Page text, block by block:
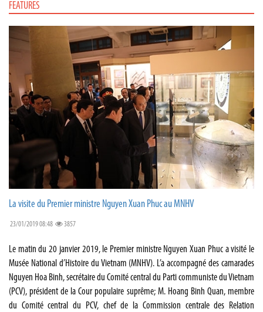
FEATURES
La visite du Premier ministre Nguyen Xuan Phuc au MNHV
23/01/2019 08:48 3857
Le matin du 20 janvier 2019, le Premier ministre Nguyen Xuan Phuc a visité le
Musée National d’Histoire du Vietnam (MNHV). L’a accompagné des camarades
Nguyen Hoa Binh, secrétaire du Comité central du Parti communiste du Vietnam
(PCV), président de la Cour populaire suprême; M. Hoang Binh Quan, membre
du Comité central du PCV, chef de la Commission centrale des Relation